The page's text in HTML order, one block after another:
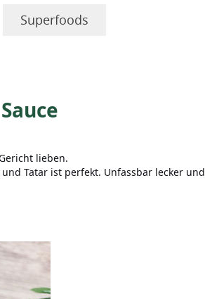
Superfoods
lieben.
Tatar ist perfekt. Unfassbar lecker und